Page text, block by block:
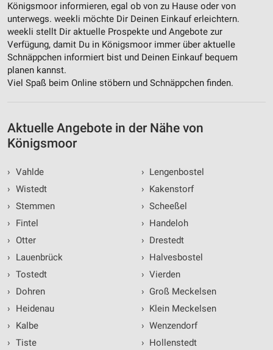
Königsmoor informieren, egal ob von zu Hause oder von
unterwegs. weekli möchte Dir Deinen Einkauf erleichtern.
weekli stellt Dir aktuelle Prospekte und Angebote zur
Verfügung, damit Du in Königsmoor immer über aktuelle
Schnäppchen informiert bist und Deinen Einkauf bequem
planen kannst.
Viel Spaß beim Online stöbern und Schnäppchen finden.
Aktuelle Angebote in der Nähe von
Königsmoor
› Vahlde
› Wistedt
› Stemmen
›
Fintel
›
Otter
›
Lauenbrück
› Tostedt
›
Dohren
›
Heidenau
›
Kalbe
› Tiste
› Lengenbostel
› Kakenstorf
› Scheeßel
› Handeloh
› Drestedt
› Halvesbostel
› Vierden
› Groß Meckelsen
› Klein Meckelsen
› Wenzendorf
› Hollenstedt